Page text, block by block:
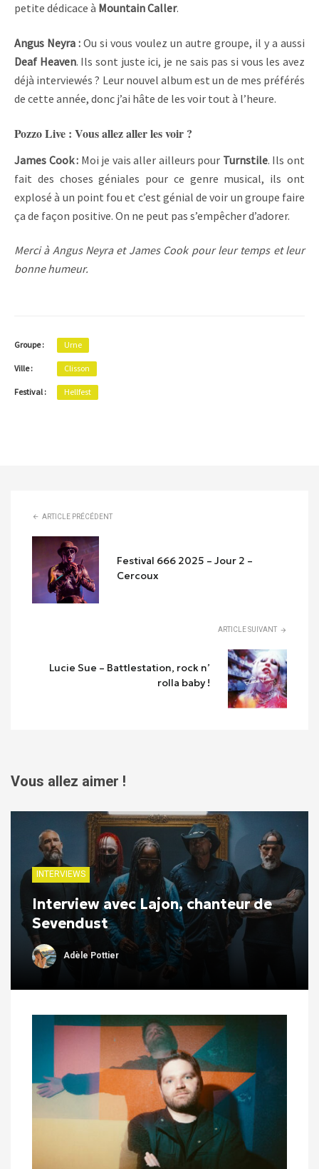
petite dédicace à Mountain Caller.
Angus Neyra : Ou si vous voulez un autre groupe, il y a aussi
Deaf Heaven. Ils sont juste ici, je ne sais pas si vous les avez
déjà interviewés ? Leur nouvel album est un de mes préférés
de cette année, donc j’ai hâte de les voir tout à l’heure.
Pozzo Live : Vous allez aller les voir ?
James Cook : Moi je vais aller ailleurs pour Turnstile. Ils ont
fait des choses géniales pour ce genre musical, ils ont
explosé à un point fou et c’est génial de voir un groupe faire
ça de façon positive. On ne peut pas s’empêcher d’adorer.
Merci à Angus Neyra et James Cook pour leur temps et leur
bonne humeur.
Groupe : Urne
Ville : Clisson
Festival : Hellfest
ARTICLE PRÉCÉDENT
Festival 666 2025 – Jour 2 –
Cercoux
ARTICLE SUIVANT
Lucie Sue – Battlestation, rock n’
rolla baby !
Vous allez aimer !
INTERVIEWS
Interview avec Lajon, chanteur de
Sevendust
Adèle Pottier